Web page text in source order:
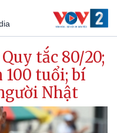
Quy tắc 80/20;
100 tuổi; bí
Nhật